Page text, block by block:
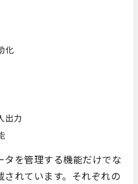
化
出力
を管理する機能だけでな
れています。それぞれの